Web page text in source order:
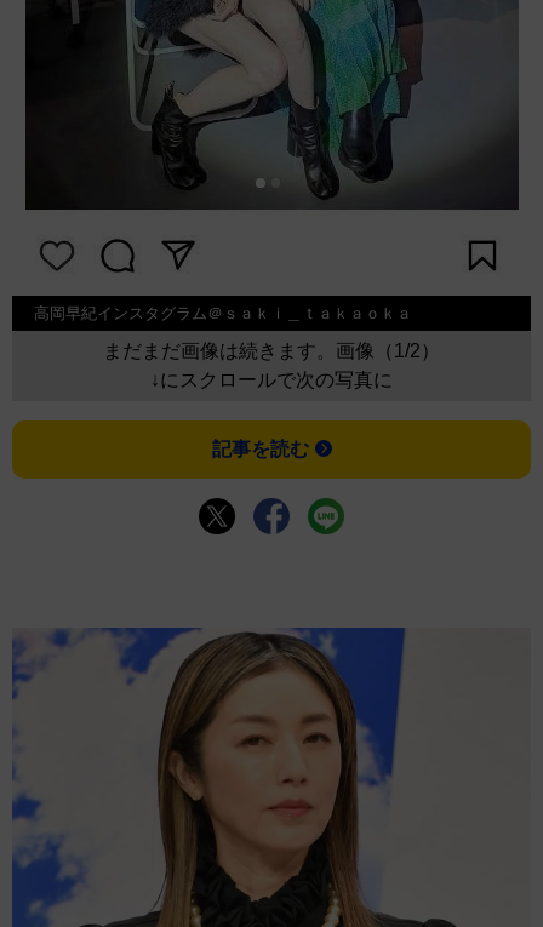
高岡早紀インスタグラム＠ｓａｋｉ＿ｔａｋａｏｋａ
まだまだ画像は続きます。画像（1/2）
↓にスクロールで次の写真に
記事を読む